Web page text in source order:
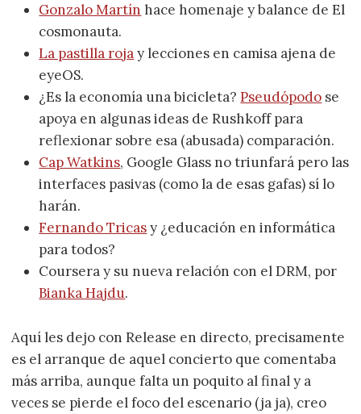
Gonzalo Martín hace homenaje y balance de El
cosmonauta.
La pastilla rojay lecciones en camisa ajena de
eyeOS.
¿Es la economía una bicicleta?Pseudópodo se
apoya en algunas ideas de Rushkoff para
reflexionar sobre esa (abusada) comparación.
Cap Watkins, Google Glass no triunfará pero las
interfaces pasivas (como la de esas gafas) sí lo
harán.
Fernando Tricasy ¿educación en informática
para todos?
Coursera y su nueva relación con el DRM, por
Bianka Hajdu.
Aquí les dejo con Release en directo, precisamente
es el arranque de aquel concierto que comentaba
más arriba, aunque falta un poquito al final y a
veces se pierde el foco del escenario (ja ja), creo